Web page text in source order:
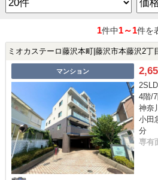
1件中1～1件を
ミオカステーロ藤沢本町|藤沢市本藤沢2丁
マンション
4階/
神奈
小田
分
専有